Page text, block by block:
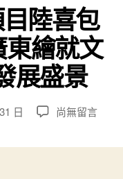
陸喜包
繪就文
展盛景
日
在
尚無留言